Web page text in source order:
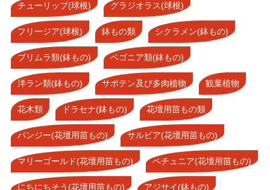
チューリップ(球根) グラジオラス(球根)
フリージア(球根) 鉢もの類 シクラメン(鉢もの)
プリムラ類(鉢もの) ベゴニア類(鉢もの)
洋ラン類(鉢もの) サボテン及び多肉植物 観葉植物
花木類 ドラセナ(鉢もの) 花壇用苗もの類
パンジー(花壇用苗もの) サルビア(花壇用苗もの)
マリーゴールド(花壇用苗もの) ペチュニア(花壇用苗もの)
にちにちそう(花壇用苗もの) アジサイ(鉢もの)